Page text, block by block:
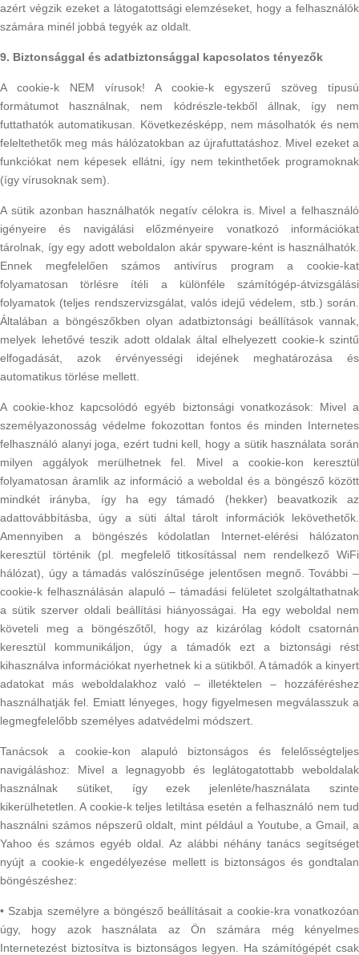
azért végzik ezeket a látogatottsági elemzéseket, hogy a felhasználók
számára minél jobbá tegyék az oldalt.
9. Biztonsággal és adatbiztonsággal kapcsolatos tényezők
A cookie-k NEM vírusok! A cookie-k egyszerű szöveg típusú
formátumot használnak, nem kódrészle-tekből állnak, így nem
futtathatók automatikusan. Következésképp, nem másolhatók és nem
feleltethetők meg más hálózatokban az újrafuttatáshoz. Mivel ezeket a
funkciókat nem képesek ellátni, így nem tekinthetőek programoknak
(így vírusoknak sem).
A sütik azonban használhatók negatív célokra is. Mivel a felhasználó
igényeire és navigálási előzményeire vonatkozó információkat
tárolnak, így egy adott weboldalon akár spyware-ként is használhatók.
Ennek megfelelően számos antivírus program a cookie-kat
folyamatosan törlésre ítéli a különféle számítógép-átvizsgálási
folyamatok (teljes rendszervizsgálat, valós idejű védelem, stb.) során.
Általában a böngészőkben olyan adatbiztonsági beállítások vannak,
melyek lehetővé teszik adott oldalak által elhelyezett cookie-k szintű
elfogadását, azok érvényességi idejének meghatározása és
automatikus törlése mellett.
A cookie-khoz kapcsolódó egyéb biztonsági vonatkozások: Mivel a
személyazonosság védelme fokozottan fontos és minden Internetes
felhasználó alanyi joga, ezért tudni kell, hogy a sütik használata során
milyen aggályok merülhetnek fel. Mivel a cookie-kon keresztül
folyamatosan áramlik az információ a weboldal és a böngésző között
mindkét irányba, így ha egy támadó (hekker) beavatkozik az
adattovábbításba, úgy a süti által tárolt információk lekövethetők.
Amennyiben a böngészés kódolatlan Internet-elérési hálózaton
keresztül történik (pl. megfelelő titkosítással nem rendelkező WiFi
hálózat), úgy a támadás valószínűsége jelentősen megnő. További –
cookie-k felhasználásán alapuló – támadási felületet szolgáltathatnak
a sütik szerver oldali beállítási hiányosságai. Ha egy weboldal nem
követeli meg a böngészőtől, hogy az kizárólag kódolt csatornán
keresztül kommunikáljon, úgy a támadók ezt a biztonsági rést
kihasználva információkat nyerhetnek ki a sütikből. A támadók a kinyert
adatokat más weboldalakhoz való – illetéktelen – hozzáféréshez
használhatják fel. Emiatt lényeges, hogy figyelmesen megválasszuk a
legmegfelelőbb személyes adatvédelmi módszert.
Tanácsok a cookie-kon alapuló biztonságos és felelősségteljes
navigáláshoz: Mivel a legnagyobb és leglátogatottabb weboldalak
használnak sütiket, így ezek jelenléte/használata szinte
kikerülhetetlen. A cookie-k teljes letiltása esetén a felhasználó nem tud
használni számos népszerű oldalt, mint például a Youtube, a Gmail, a
Yahoo és számos egyéb oldal. Az alábbi néhány tanács segítséget
nyújt a cookie-k engedélyezése mellett is biztonságos és gondtalan
böngészéshez:
• Szabja személyre a böngésző beállításait a cookie-kra vonatkozóan
úgy, hogy azok használata az Ön számára még kényelmes
Internetezést biztosítva is biztonságos legyen. Ha számítógépét csak